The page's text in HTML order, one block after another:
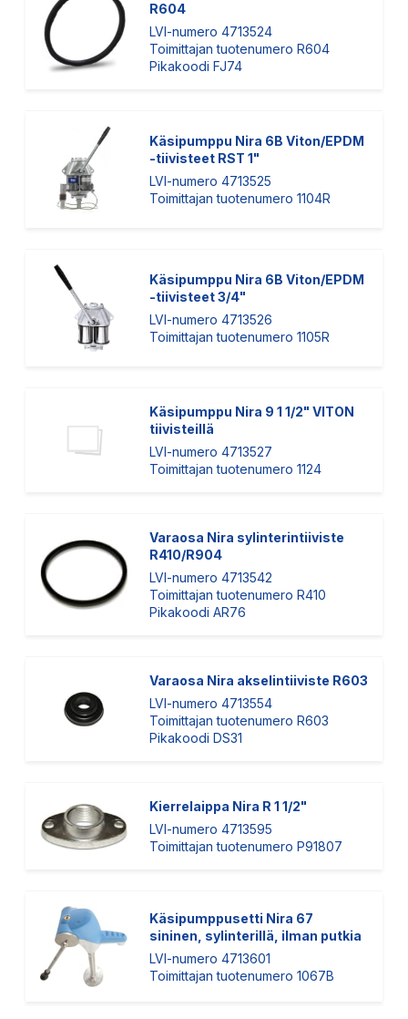
R604
LVI-numero 4713524
Toimittajan tuotenumero R604
Pikakoodi FJ74
Käsipumppu Nira 6B Viton/EPDM
-tiivisteet RST 1"
LVI-numero 4713525
Toimittajan tuotenumero 1104R
Käsipumppu Nira 6B Viton/EPDM
-tiivisteet 3/4"
LVI-numero 4713526
Toimittajan tuotenumero 1105R
Käsipumppu Nira 9 1 1/2" VITON
tiivisteillä
LVI-numero 4713527
Toimittajan tuotenumero 1124
Varaosa Nira sylinterintiiviste
R410/R904
LVI-numero 4713542
Toimittajan tuotenumero R410
Pikakoodi AR76
Varaosa Nira akselintiiviste R603
LVI-numero 4713554
Toimittajan tuotenumero R603
Pikakoodi DS31
Kierrelaippa Nira R 1 1/2"
LVI-numero 4713595
Toimittajan tuotenumero P91807
Käsipumppusetti Nira 67
sininen, sylinterillä, ilman putkia
LVI-numero 4713601
Toimittajan tuotenumero 1067B